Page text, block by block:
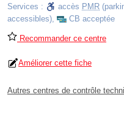
Services :
accès PMR
accessibles), CB acceptée
Recommander ce centre
Améliorer cette fiche
Autres centres de contrôle